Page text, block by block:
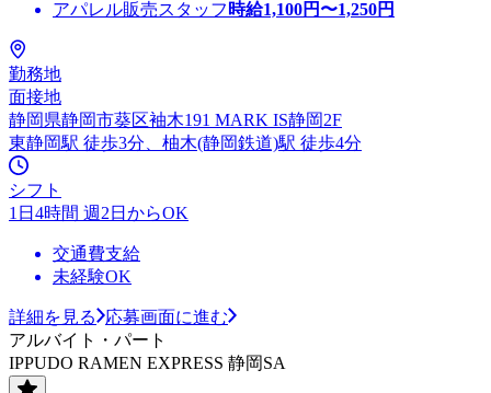
アパレル販売スタッフ 時給1,100円〜1,250円
勤務地
面接地
静岡県静岡市葵区袖木191 MARK IS静岡2F
東静岡駅 徒歩3分、柚木(静岡鉄道)駅 徒歩4分
シフト
1日4時間 週2日からOK
交通費支給
未経験OK
詳細を見る
応募画面に進む
アルバイト・パート
IPPUDO RAMEN EXPRESS 静岡SA